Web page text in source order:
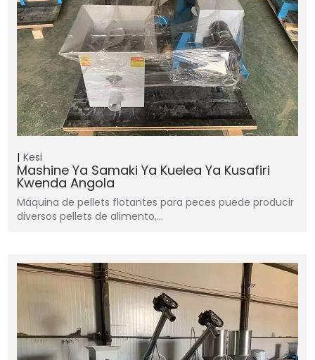
Kesi
Mashine Ya Samaki Ya Kuelea Ya Kusafiri
Kwenda Angola
Máquina de pellets flotantes para peces puede producir
diversos pellets de alimento,…